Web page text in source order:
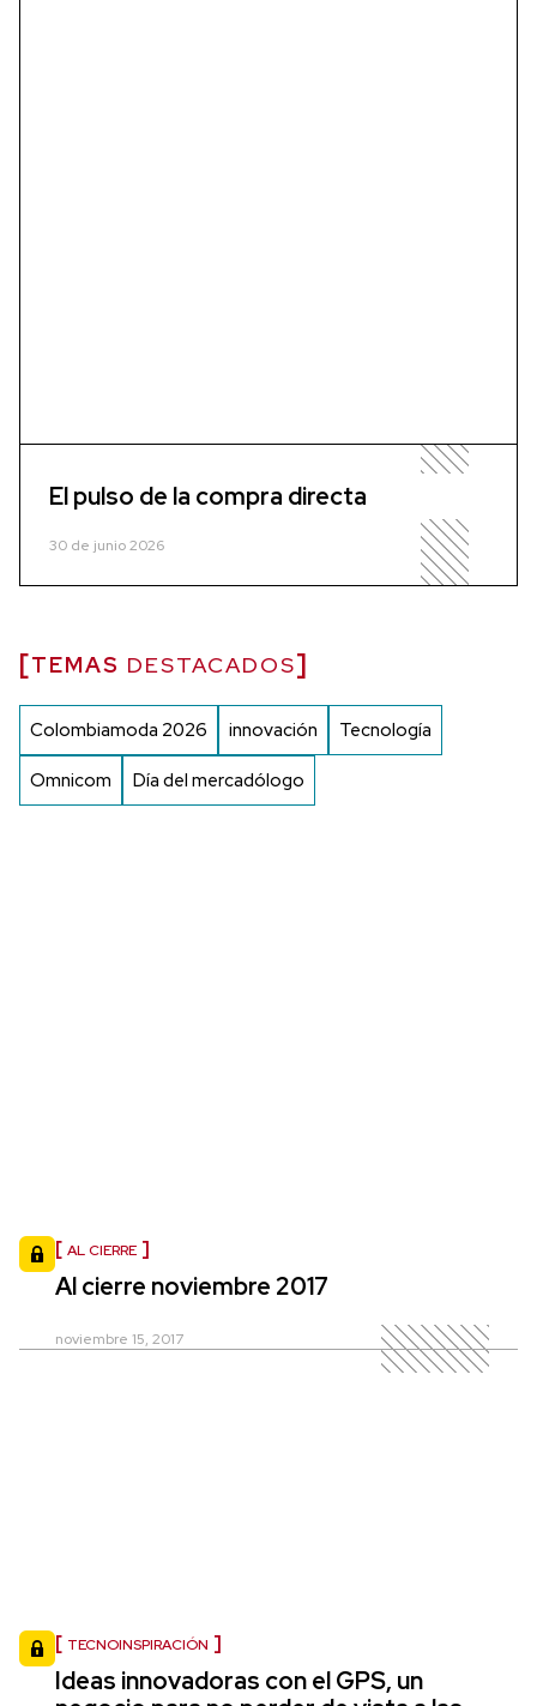
El pulso de la compra directa
30 de junio 2026
TEMAS DESTACADOS
Colombiamoda 2026 innovación Tecnología
Omnicom Día del mercadólogo
AL CIERRE
Al cierre noviembre 2017
noviembre 15, 2017
TECNOINSPIRACIÓN
Ideas innovadoras con el GPS, un